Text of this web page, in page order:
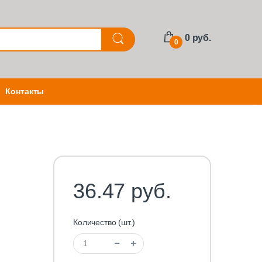
0 0 руб.
Контакты
36.47 руб.
Количество (шт.)